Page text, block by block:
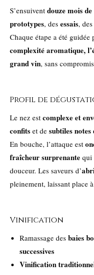
S’ensuivent douze mois
prototypes, des essais, des
Chaque étape a été
complexité aromatique,
grand vin, sans
Profil de
Le nez est complexe et
confits et de subtiles notes
En bouche, l’attaque est
fraîcheur surprenante qui
douceur. Les saveurs d’
pleinement, laissant place
Vinification
Ramassage des baies
successives
Vinification